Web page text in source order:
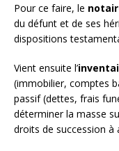
Pour ce faire, le
du défunt et de ses
dispositions
Vient ensuite l’
(immobilier, comptes
passif (dettes, frais
déterminer la masse
droits de succession à